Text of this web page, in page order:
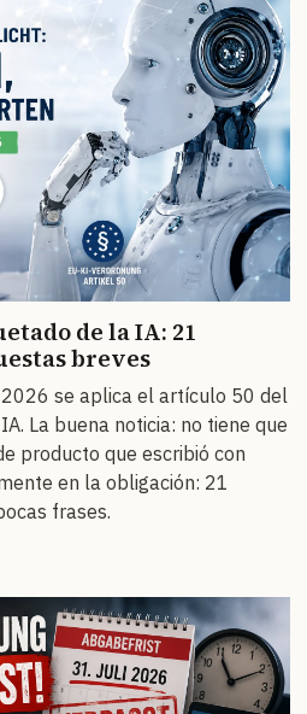
de la IA: 21
breves
se aplica el artículo 50 del
La buena noticia: no tiene que
producto que escribió con
en la obligación: 21
frases.